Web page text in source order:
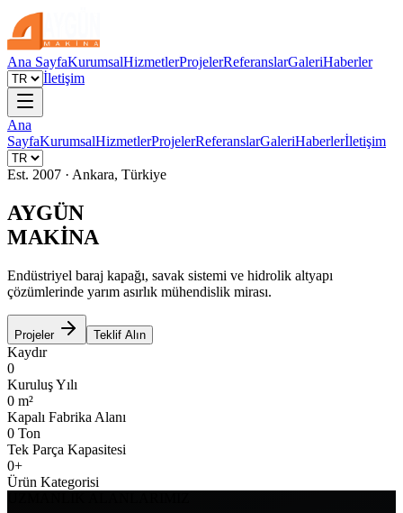
Ana SayfaKurumsalHizmetlerProjelerReferanslarGaleriHaberler
İletişim
Ana
SayfaKurumsalHizmetlerProjelerReferanslarGaleriHaberlerİletişim
Est. 2007 · Ankara, Türkiye
AYGÜN
MAKİNA
Endüstriyel baraj kapağı, savak sistemi ve hidrolik altyapı
çözümlerinde yarım asırlık mühendislik mirası.
Projeler Teklif Alın
Kaydır
0
Kuruluş Yılı
0 m²
Kapalı Fabrika Alanı
0 Ton
Tek Parça Kapasitesi
0+
Ürün Kategorisi